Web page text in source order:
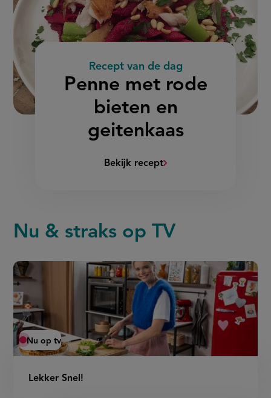
Recept van de dag
:
Penne met rode
bieten en
geitenkaas
Bekijk recept(Penne
en
Nu & straks op TV
Lekker Snel!
Nu op tv